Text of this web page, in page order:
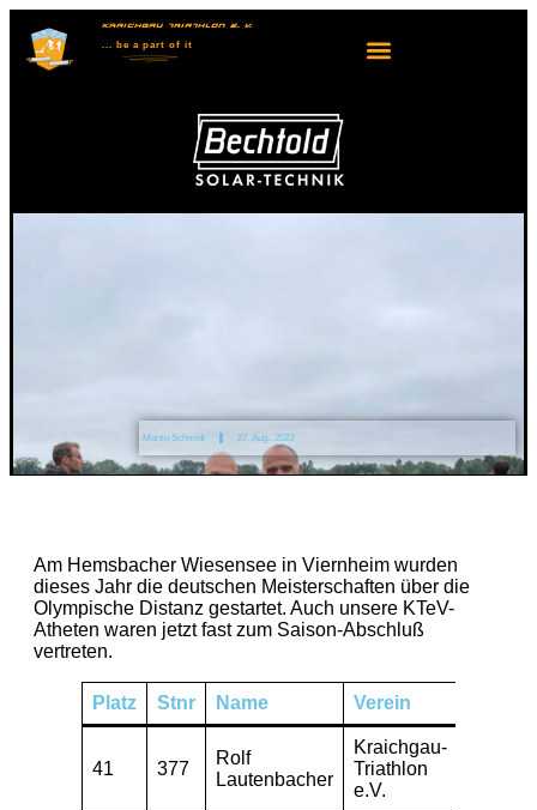
KRAICHGAU TRIATHLON E. V.
... bea part of it
Martin Schmidt 27. Aug.. 2023
Am Hemsbacher Wiesensee in Viernheim wurden
dieses Jahr die deutschen Meisterschaften über die
Olympische Distanz gestartet. Auch unsere KTeV-
Atheten waren jetzt fast zum Saison-Abschluß
vertreten.
Platz Stnr Name Verein
41 377
Rolf
Lautenbacher
Kraichgau-
Triathlon
e.V.